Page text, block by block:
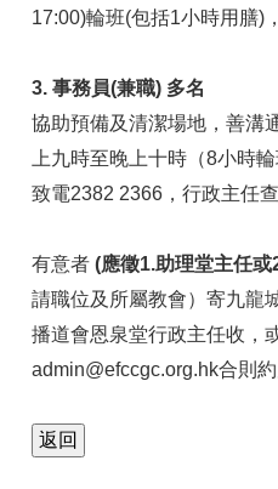
17:00)輪班(包括1小時用膳)
3. 事務員(兼職) 多名
協助預備及清潔場地，善溝
上九時至晚上十時（8小時
致電2382 2366，行政主任查
有意者 (應徵1.助理堂主任或
請職位及所屬教會）寄九龍
播道會恩泉堂行政主任收，
admin@efccgc.org.hk合則